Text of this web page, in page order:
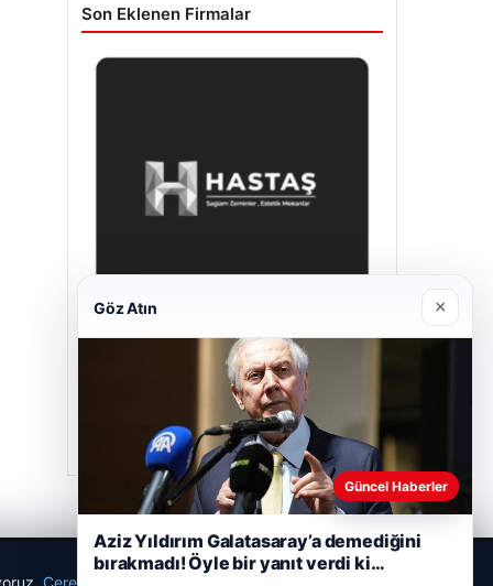
Son Eklenen Firmalar
Çerez Politikamız
Göz Atın ×
Güncel Haberler
Aziz Yıldırım Galatasaray’a demediğini
bırakmadı! Öyle bir yanıt verdi ki…